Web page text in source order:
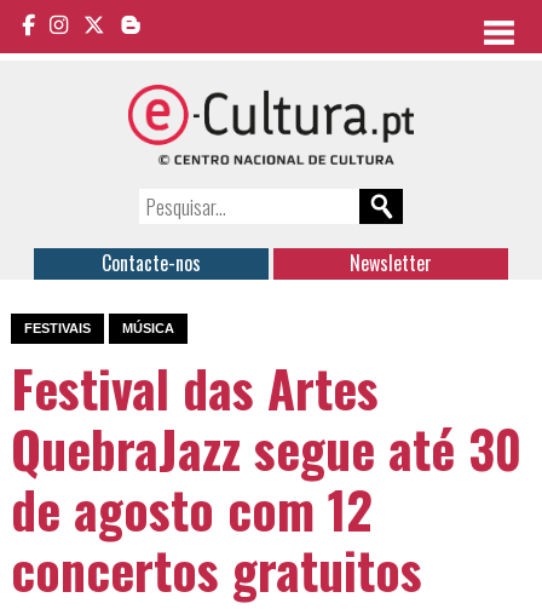
Contacte-nos Newsletter
FESTIVAIS MÚSICA
Festival das Artes
QuebraJazz segue até 30
de agosto com 12
concertos gratuitos